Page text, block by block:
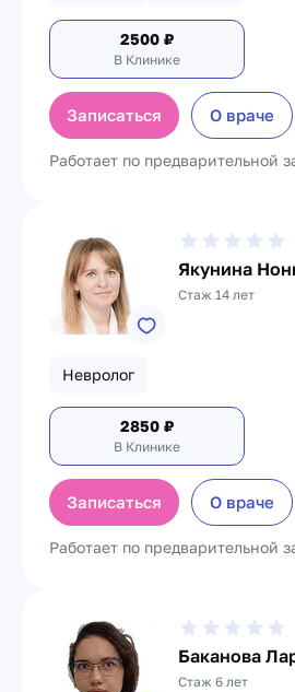
2500 ₽
В Клинике
Записаться О враче
Работает по предварительной
Якунина
Стаж 14 лет
Невролог
2850 ₽
В Клинике
Записаться О враче
Работает по предварительной
Баканова
Стаж 6 лет